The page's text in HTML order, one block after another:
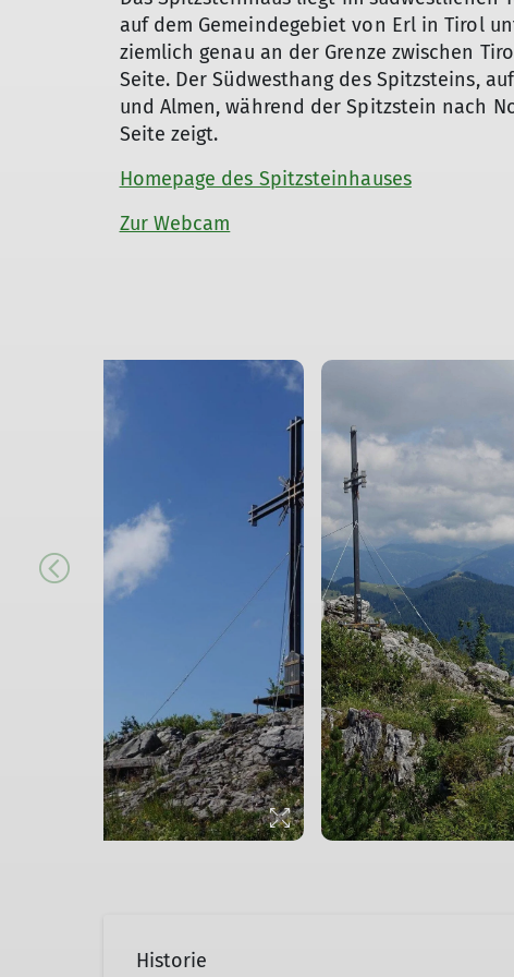
auf dem Gemeindegebiet von Erl in Tirol
ziemlich genau an der Grenze zwischen
Seite. Der Südwesthang des Spitzsteins,
und Almen, während der Spitzstein nach
Seite zeigt.
Homepage des Spitzsteinhauses
Zur Webcam
Historie